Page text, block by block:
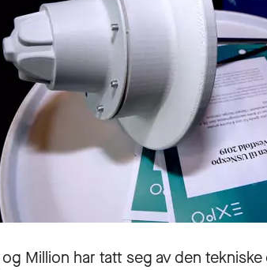
Million har tatt seg av den